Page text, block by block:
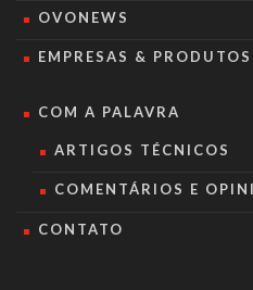
OVONEWS
EMPRESAS & PRODUTOS
COM A PALAVRA
ARTIGOS TÉCNICOS
COMENTÁRIOS E
CONTATO